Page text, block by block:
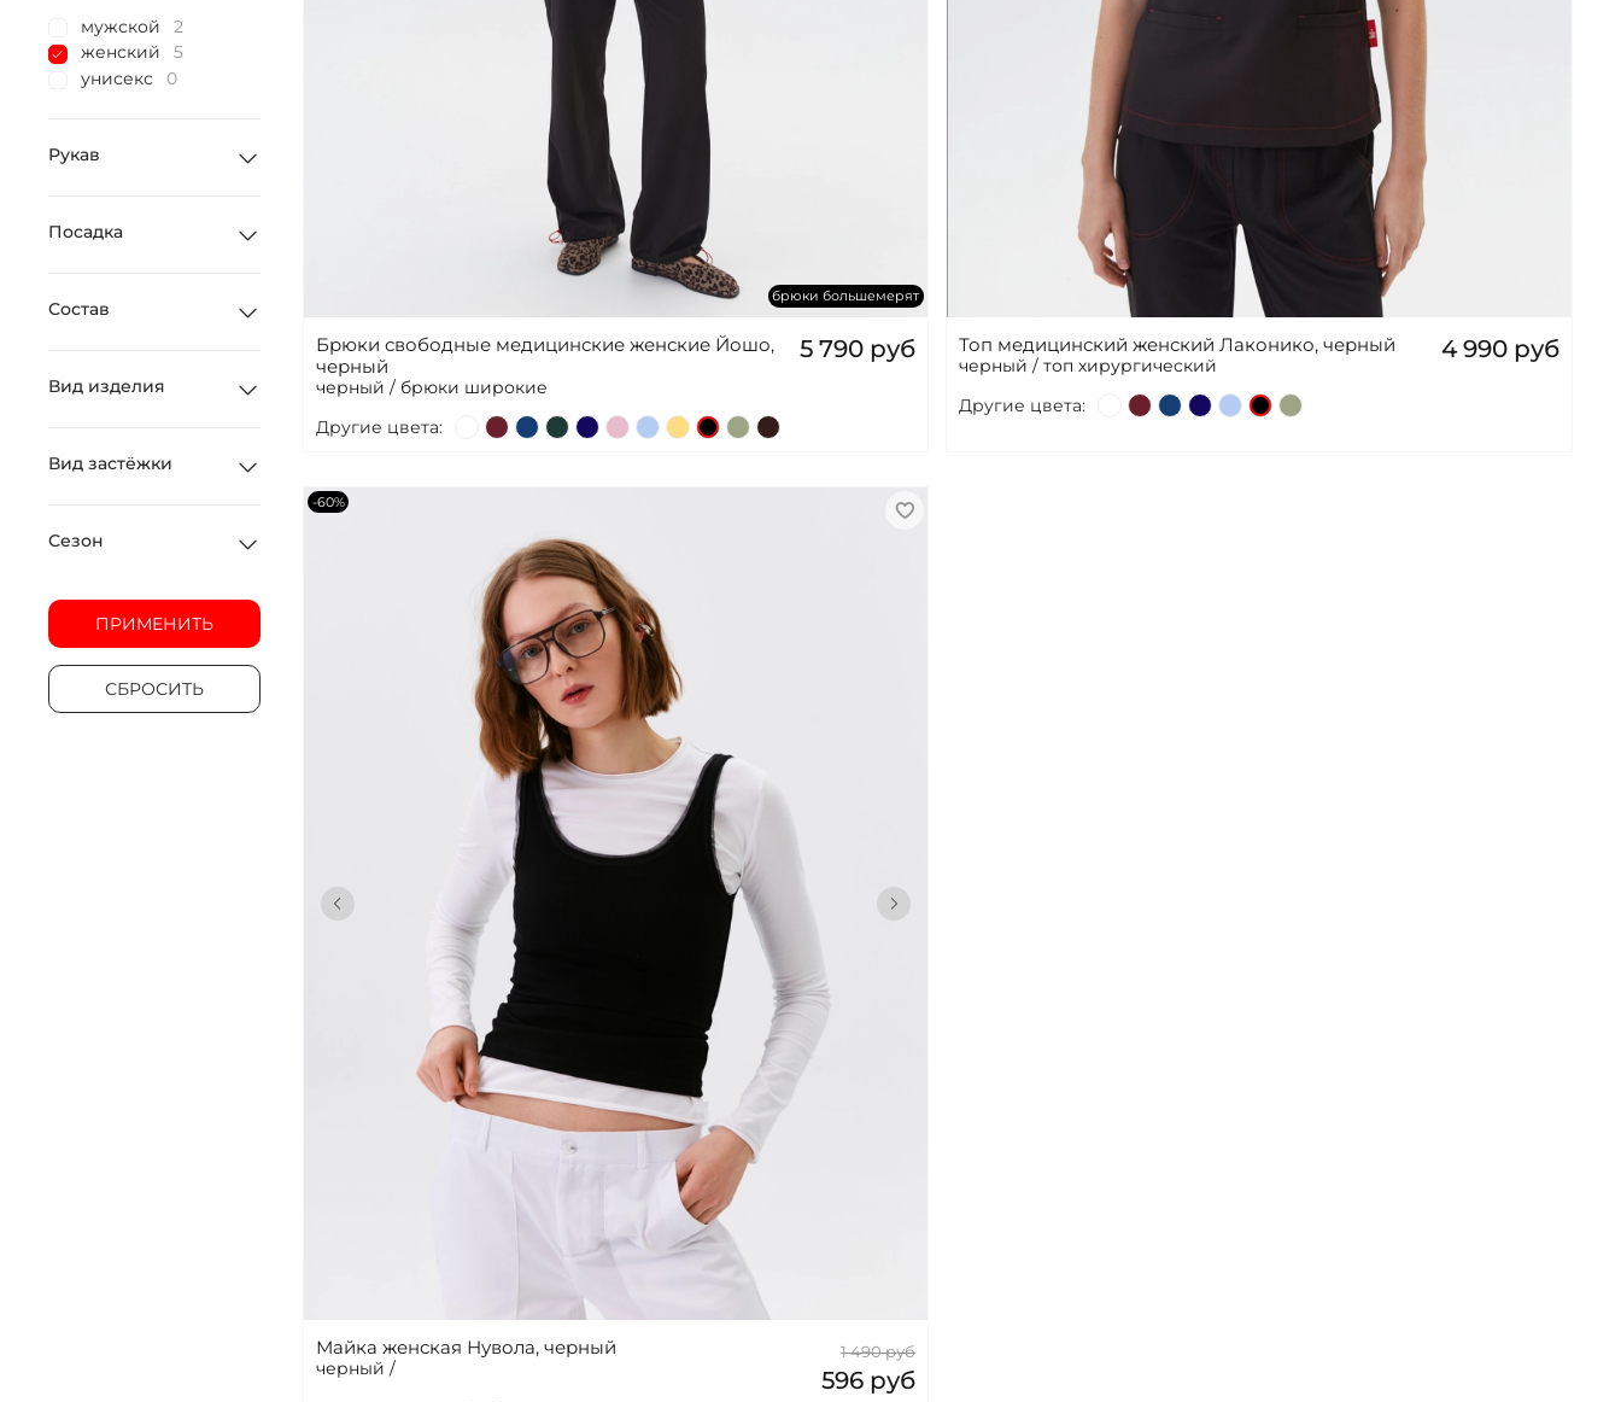
брюки большемерят
Брюки свободные медицинские женские Йошо,
черный
черный / брюки широкие
5 790 руб
Другие цвета:
Топ медицинский женский Лаконико, черный
черный / топ хирургический
4 990 руб
Другие цвета:
-60%
Майка женская Нувола, черный
черный /
1 490 руб
596 руб
мужской
2
женский
5
унисекс
0
Рукав
Посадка
Состав
Вид изделия
Вид застёжки
Сезон
ПРИМЕНИТЬ
СБРОСИТЬ